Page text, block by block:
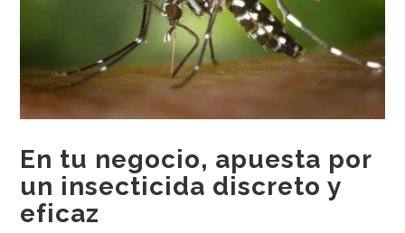
Higiene profesional
Medio ambiente
Recomendaciones
Centros sanitarios
Escuelas
En tu negocio, apuesta por
un insecticida discreto y
eficaz